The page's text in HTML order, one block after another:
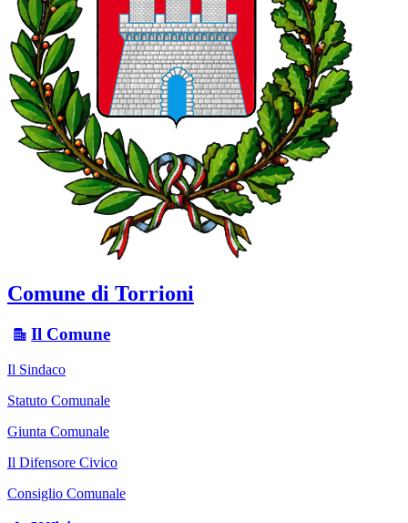
Comune di Torrioni
Il Comune
Il Sindaco
Statuto Comunale
Giunta Comunale
Il Difensore Civico
Consiglio Comunale